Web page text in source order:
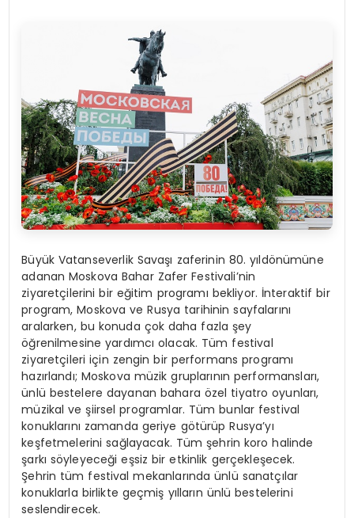
Büyük Vatanseverlik Savaşı zaferinin 80. yıldönümüne
adanan Moskova Bahar Zafer Festivali’nin
ziyaretçilerini bir eğitim programı bekliyor. İnteraktif bir
program, Moskova ve Rusya tarihinin sayfalarını
aralarken, bu konuda çok daha fazla şey
öğrenilmesine yardımcı olacak. Tüm festival
ziyaretçileri için zengin bir performans programı
hazırlandı; Moskova müzik gruplarının performansları,
ünlü bestelere dayanan bahara özel tiyatro oyunları,
müzikal ve şiirsel programlar. Tüm bunlar festival
konuklarını zamanda geriye götürüp Rusya’yı
keşfetmelerini sağlayacak. Tüm şehrin koro halinde
şarkı söyleyeceği eşsiz bir etkinlik gerçekleşecek.
Şehrin tüm festival mekanlarında ünlü sanatçılar
konuklarla birlikte geçmiş yılların ünlü bestelerini
seslendirecek.